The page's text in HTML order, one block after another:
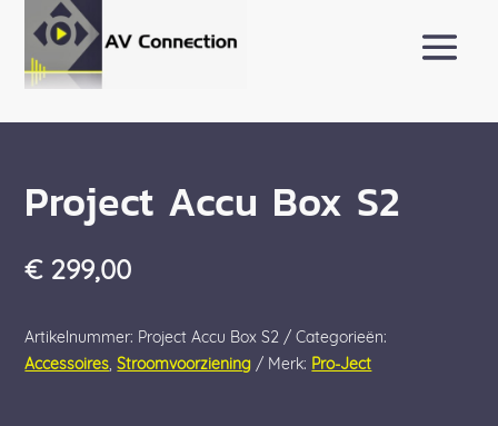
Project Accu Box S2
€299,00
Artikelnummer: Project Accu Box S2
Categorieën:
Accessoires,Stroomvoorziening Merk: Pro-Ject